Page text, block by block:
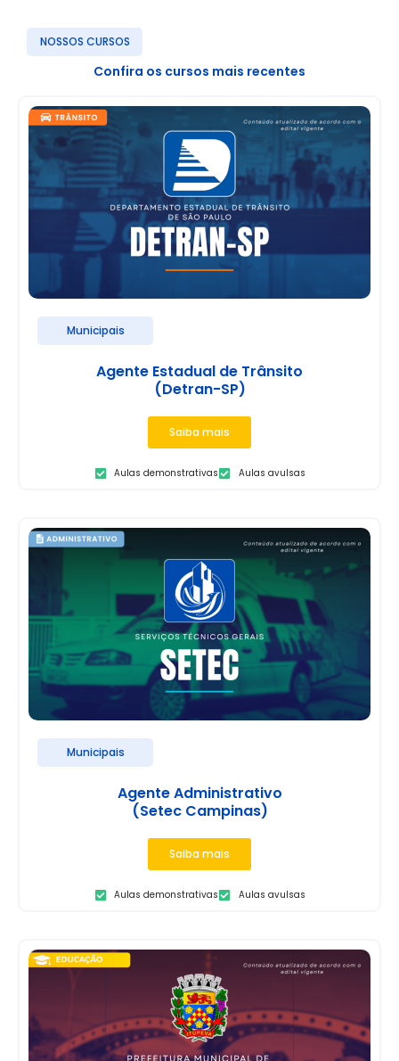
NOSSOS CURSOS
Confira os cursos mais recentes
Municipais
Agente Estadual de Trânsito
(Detran-SP)
Saiba mais
Aulas demonstrativas Aulas avulsas
Municipais
Agente Administrativo
(Setec Campinas)
Saiba mais
Aulas demonstrativas Aulas avulsas